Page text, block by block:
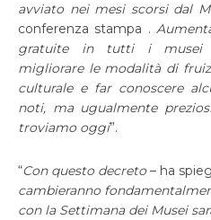
avviato nei mesi scorsi dal
conferenza stampa .
gratuite in tutti i musei
migliorare le modalità di
culturale e far conoscere
noti, ma ugualmente
troviamo oggi”.
“Con questo decreto– ha
cambieranno
con la Settimana dei Musei